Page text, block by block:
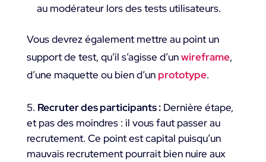
au modérateur lors des tests utilisateurs.
Vous devrez également mettre au point un
support de test, qu’il s’agisse d’unwireframe,
d’une maquette ou bien d’un prototype.
Recruter des participants :Dernière étape,
et pas des moindres : il vous faut passer au
recrutement. Ce point est capital puisqu’un
mauvais recrutement pourrait bien nuire aux